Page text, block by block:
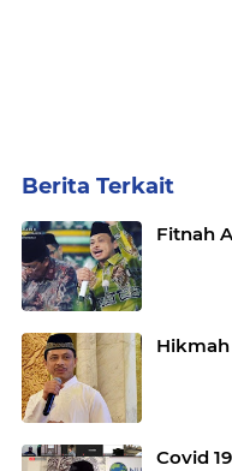
Berita Terkait
Fitnah
Hikmah
Covid